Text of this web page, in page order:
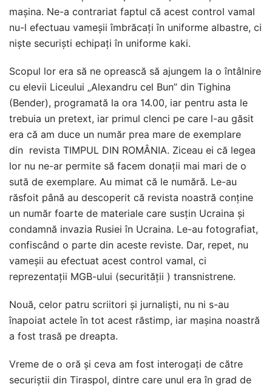
mașina. Ne-a contrariat faptul că acest control vamal
nu-l efectuau vameșii îmbrăcați în uniforme albastre, ci
niște securiști echipați în uniforme kaki.
Scopul lor era să ne oprească să ajungem la o întâlnire
cu elevii Liceului „Alexandru cel Bun” din Tighina
(Bender), programată la ora 14.00, iar pentru asta le
trebuia un pretext, iar primul clenci pe care l-au găsit
era că am duce un număr prea mare de exemplare
din revista TIMPUL DIN ROMÂNIA. Ziceau ei că legea
lor nu ne-ar permite să facem donații mai mari de o
sută de exemplare. Au mimat că le numără. Le-au
răsfoit până au descoperit că revista noastră conține
un număr foarte de materiale care susțin Ucraina și
condamnă invazia Rusiei în Ucraina. Le-au fotografiat,
confiscând o parte din aceste reviste. Dar, repet, nu
vameșii au efectuat acest control vamal, ci
reprezentații MGB-ului (securității ) transnistrene.
Nouă, celor patru scriitori și jurnaliști, nu ni s-au
înapoiat actele în tot acest răstimp, iar mașina noastră
a fost trasă pe dreapta.
Vreme de o oră și ceva am fost interogați de către
securiștii din Tiraspol, dintre care unul era în grad de